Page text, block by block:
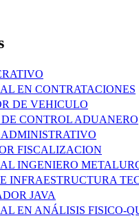
EN CONTRATACIONES
DE VEHICULO
CONTROL ADUANERO
FISCALIZACION
INGENIERO
INFRAESTRUCTURA
JAVA
EN ANÁLISIS FISICO-